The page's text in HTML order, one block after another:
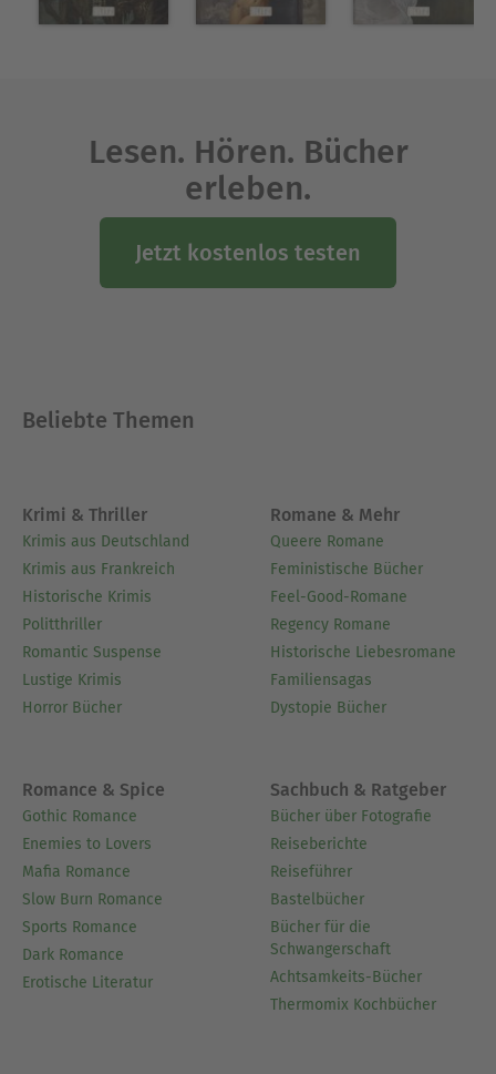
Lesen. Hören. Bücher
erleben.
Jetzt kostenlos testen
Beliebte Themen
Krimi & Thriller
Krimis aus Deutschland
Krimis aus Frankreich
Historische Krimis
Politthriller
Romantic Suspense
Lustige Krimis
Horror Bücher
Romane & Mehr
Queere Romane
Feministische Bücher
Feel-Good-Romane
Regency Romane
Historische Liebesromane
Familiensagas
Dystopie Bücher
Romance & Spice
Gothic Romance
Enemies to Lovers
Mafia Romance
Slow Burn Romance
Sports Romance
Dark Romance
Erotische Literatur
Sachbuch & Ratgeber
Bücher über Fotografie
Reiseberichte
Reiseführer
Bastelbücher
Bücher für die
Schwangerschaft
Achtsamkeits-Bücher
Thermomix Kochbücher